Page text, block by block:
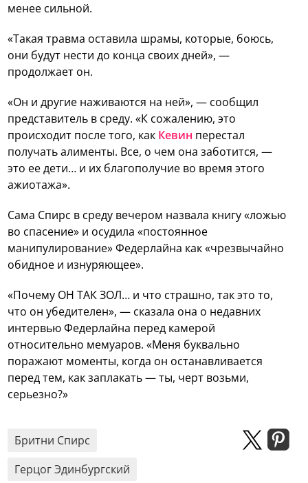
менее сильной.
«Такая травма оставила шрамы, которые, боюсь,
они будут нести до конца своих дней», —
продолжает он.
«Он и другие наживаются на ней», — сообщил
представитель в среду. «К сожалению, это
происходит после того, как Кевин перестал
получать алименты. Все, о чем она заботится, —
это ее дети… и их благополучие во время этого
ажиотажа».
Сама Спирс в среду вечером назвала книгу «ложью
во спасение» и осудила «постоянное
манипулирование» Федерлайна как «чрезвычайно
обидное и изнуряющее».
«Почему ОН ТАК ЗОЛ… и что страшно, так это то,
что он убедителен», — сказала она о недавних
интервью Федерлайна перед камерой
относительно мемуаров. «Меня буквально
поражают моменты, когда он останавливается
перед тем, как заплакать — ты, черт возьми,
серьезно?»
Бритни Спирс
Герцог Эдинбургский